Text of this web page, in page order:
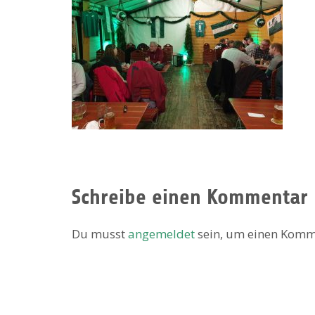
Schreibe einen Kommentar
Du musstangemeldetsein, um einen